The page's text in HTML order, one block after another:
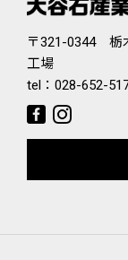
〒321-0344 栃
工場
tel： 028-652-